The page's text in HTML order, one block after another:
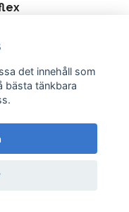
det innehåll som
bästa tänkbara